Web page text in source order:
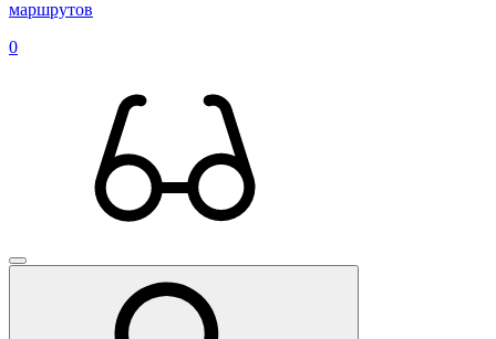
маршрутов
0